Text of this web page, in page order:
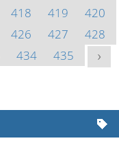
418 419
420
426 427
428
434 435
>